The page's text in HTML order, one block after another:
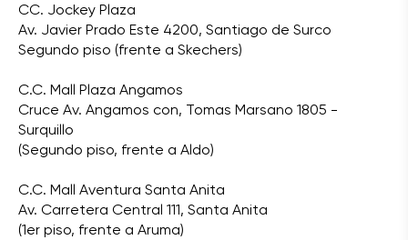
CC. Jockey Plaza
Av. Javier Prado Este 4200, Santiago de Surco
Segundo piso (frente a Skechers)
C.C. Mall Plaza Angamos
Cruce Av. Angamos con, Tomas Marsano 1805 -
Surquillo
(Segundo piso, frente a Aldo)
C.C. Mall Aventura Santa Anita
Av. Carretera Central 111, Santa Anita
(1er piso, frente a Aruma)